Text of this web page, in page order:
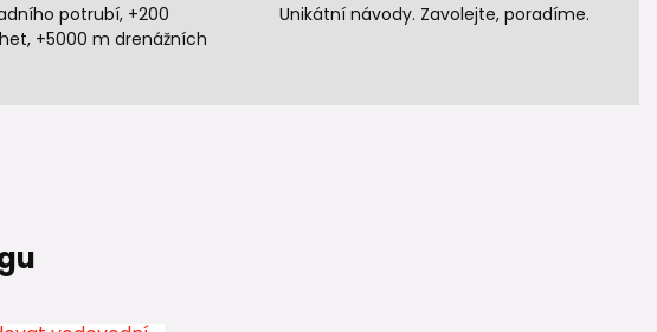
potrubí, +200
+5000 m drenážních
Unikátní návody. Zavolejte, poradíme.